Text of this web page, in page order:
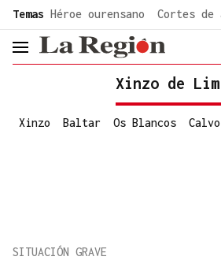
common.go-to-content
Temas Héroe ourensano Cortes de
header.menu.open
Xinzo de
Xinzo Baltar Os Blancos
SITUACIÓN GRAVE